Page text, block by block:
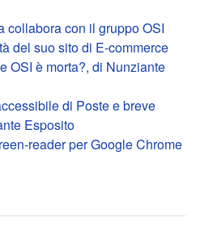
collabora con il gruppo OSI
del suo sito di E-commerce
OSI è morta?, di Nunziante
di Poste e breve
Esposito
reader per Google Chrome